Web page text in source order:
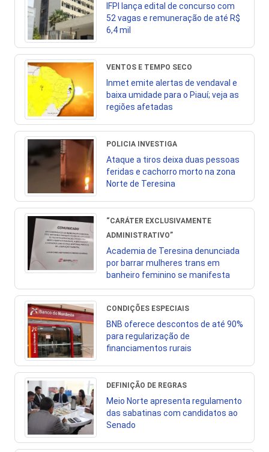
IFPI lança edital de concurso com
52 vagas e remuneração de até R$
6,4 mil
VENTOS E TEMPO SECO
Inmet emite alertas de vendaval e
baixa umidade para o Piauí; veja as
regiões afetadas
POLICIA INVESTIGA
Ataque a tiros deixa duas pessoas
feridas e cachorro morto na zona
Norte de Teresina
“CARÁTER EXCLUSIVAMENTE
ADMINISTRATIVO”
Academia de Teresina denunciada
por barrar mulheres trans em
banheiro feminino se manifesta
CONDIÇÕES ESPECIAIS
BNB oferece descontos de até 90%
para regularização de
financiamentos rurais
DEFINIÇÃO DE REGRAS
Meio Norte apresenta regulamento
das sabatinas com candidatos ao
Senado